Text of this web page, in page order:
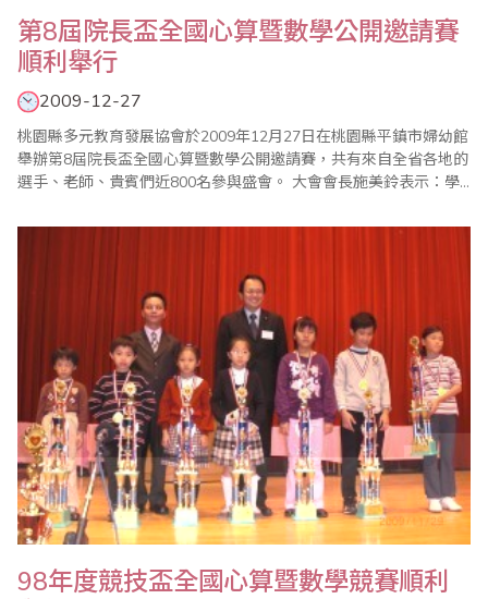
第8屆院長盃全國心算暨數學公開邀請賽
順利舉行
2009-12-27
桃園縣多元教育發展協會於2009年12月27日在桃園縣平鎮市婦幼館
舉辦第8屆院長盃全國心算暨數學公開邀請賽，共有來自全省各地的
選手、老師、貴賓們近800名參與盛會。 大會會長施美鈴表示：學
聽力、記憶力、判斷力及推理能力，激發潛在的學習效率。即使近
提升的功能，目前除了亞洲、美洲、..
98年度競技盃全國心算暨數學競賽順利